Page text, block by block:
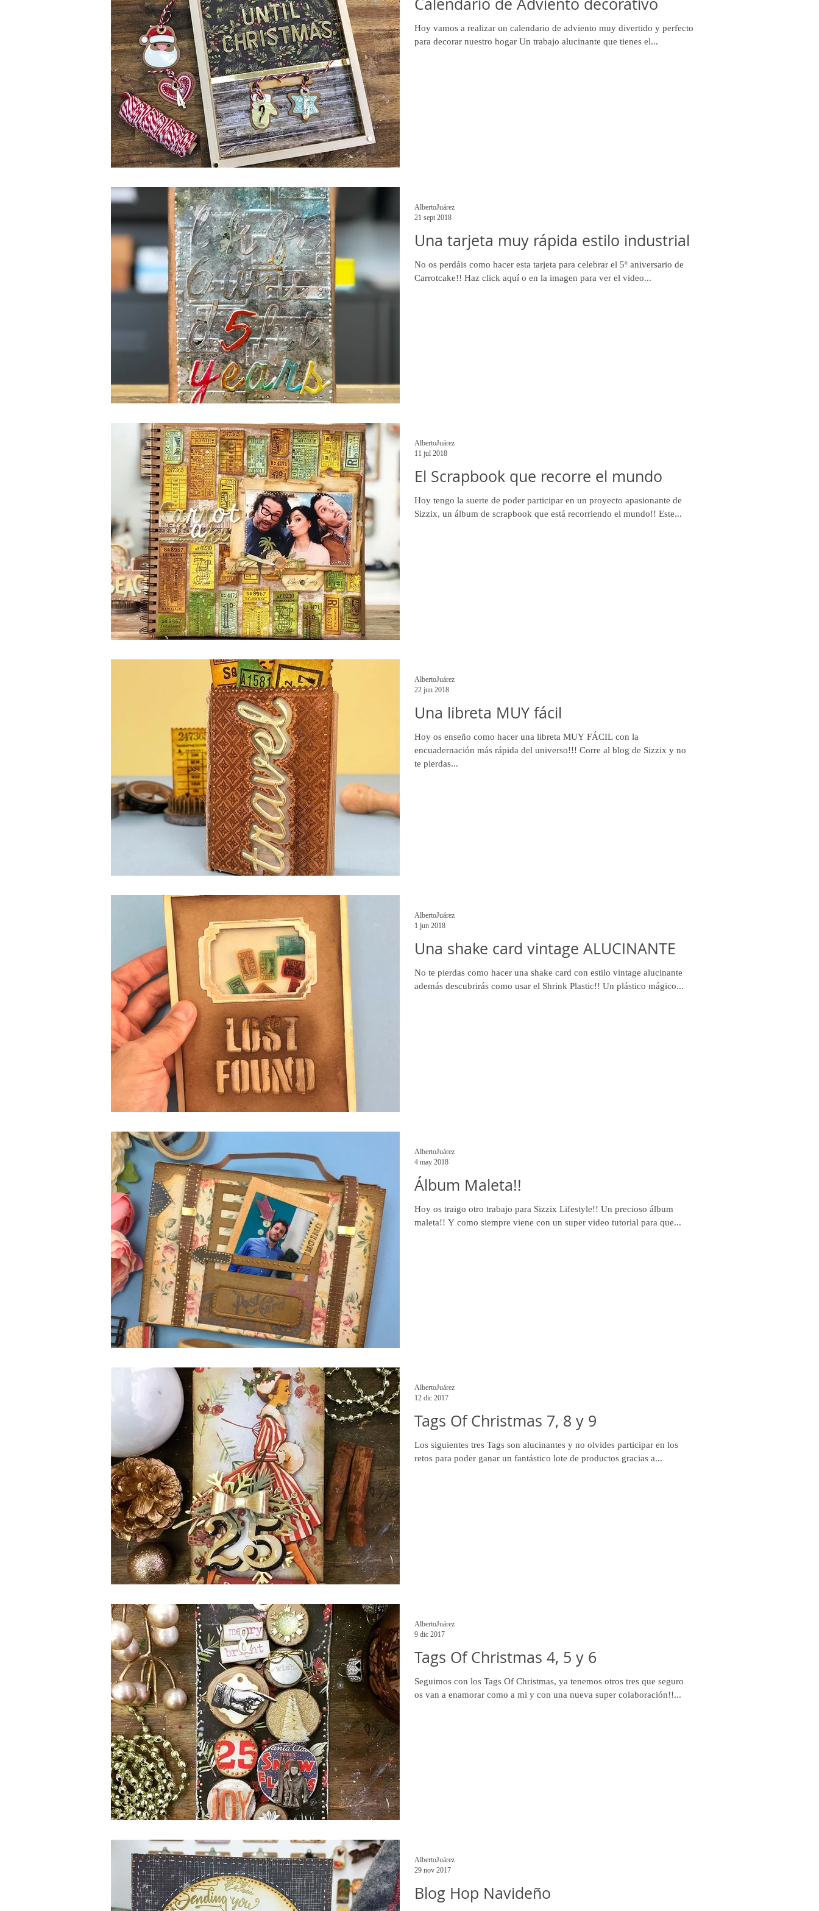
Hoy vamos a realizar un calendario de adviento muy divertido y perfecto
para decorar nuestro hogar Un trabajo alucinante que tienes el...
Una tarjeta muy rápida estilo industrial
No os perdáis como hacer esta tarjeta para celebrar el 5º aniversario de
Carrotcake!! Haz click aquí o en la imagen para ver el video...
AlbertoJuárez
21 sept 2018
El Scrapbook que recorre el mundo
Hoy tengo la suerte de poder participar en un proyecto apasionante de
Sizzix, un álbum de scrapbook que está recorriendo el mundo!! Este...
AlbertoJuárez
11 jul 2018
Una libreta MUY fácil
Hoy os enseño como hacer una libreta MUY FÁCIL con la
encuadernación más rápida del universo!!! Corre al blog de Sizzix y no
te pierdas...
AlbertoJuárez
22 jun 2018
Una shake card vintage ALUCINANTE
No te pierdas como hacer una shake card con estilo vintage alucinante
además descubrirás como usar el Shrink Plastic!! Un plástico mágico...
AlbertoJuárez
1 jun 2018
Álbum Maleta!!
Hoy os traigo otro trabajo para Sizzix Lifestyle!! Un precioso álbum
maleta!! Y como siempre viene con un super video tutorial para que...
AlbertoJuárez
4 may 2018
Tags Of Christmas 7, 8 y 9
Los siguientes tres Tags son alucinantes y no olvides participar en los
retos para poder ganar un fantástico lote de productos gracias a...
AlbertoJuárez
12 dic 2017
Tags Of Christmas 4, 5 y 6
Seguimos con los Tags Of Christmas, ya tenemos otros tres que seguro
os van a enamorar como a mi y con una nueva super colaboración!!...
AlbertoJuárez
9 dic 2017
Blog Hop Navideño
AlbertoJuárez
29 nov 2017